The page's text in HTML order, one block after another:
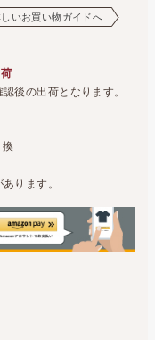
いお買い物ガイドへ
後の出荷となります。
ります。